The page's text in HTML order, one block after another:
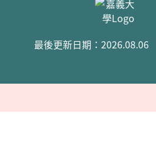
最後更新日期：2026.08.06